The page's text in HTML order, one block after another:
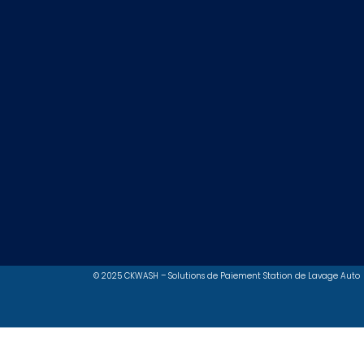
© 2025 CKWASH – Solutions de Paiement Station de Lavage Auto